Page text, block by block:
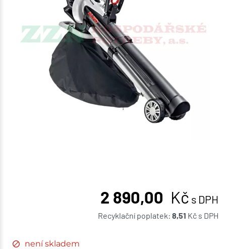
2 890,00 Kč s DPH
Recyklační poplatek: 8,51 Kč s DPH
není skladem